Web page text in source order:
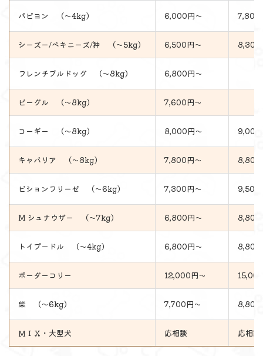
パピヨン （～4kg） 6,000円～ 7,800
シーズー/ペキニーズ/狆 （～5kg） 6,500円～ 8,300
フレンチブルドッグ （～8kg） 6,800円～
ビーグル （～8kg） 7,600円～
コーギー （～8kg） 8,000円～ 9,000
キャバリア （～8kg） 7,800円～ 8,800
ビションフリーゼ （～6kg） 7,300円～ 9,500
M シュナウザー （～7kg） 6,800円～ 8,800
トイプードル （～4kg） 6,800円～ 8,800
ボーダーコリー 12,000円～
柴 （～6kg） 7,700円～ 8,800
ＭＩＸ・大型犬 応相談 応相談